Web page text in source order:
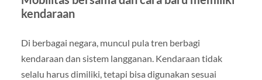
kendaraan
Di berbagai negara, muncul pula tren berbagi
kendaraan dan sistem langganan. Kendaraan tidak
selalu harus dimiliki, tetapi bisa digunakan sesuai